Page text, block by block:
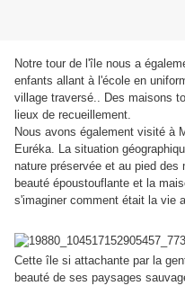
Notre tour de l'île nous a
enfants allant à l'école en
village traversé.. Des maisons
lieux de recueillement.
Nous avons également visité à
Euréka. La situation
nature préservée et au pied
beauté époustouflante et la
s'imaginer comment était la vie
Cette île si attachante par la
beauté de ses paysages